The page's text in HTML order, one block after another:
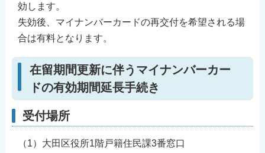
効します。
失効後、マイナンバーカードの再交付を希望される場
合は有料となります。
在留期間更新に伴うマイナンバーカー
ドの有効期間延長手続き
受付場所
（1）大田区役所1階戸籍住民課3番窓口